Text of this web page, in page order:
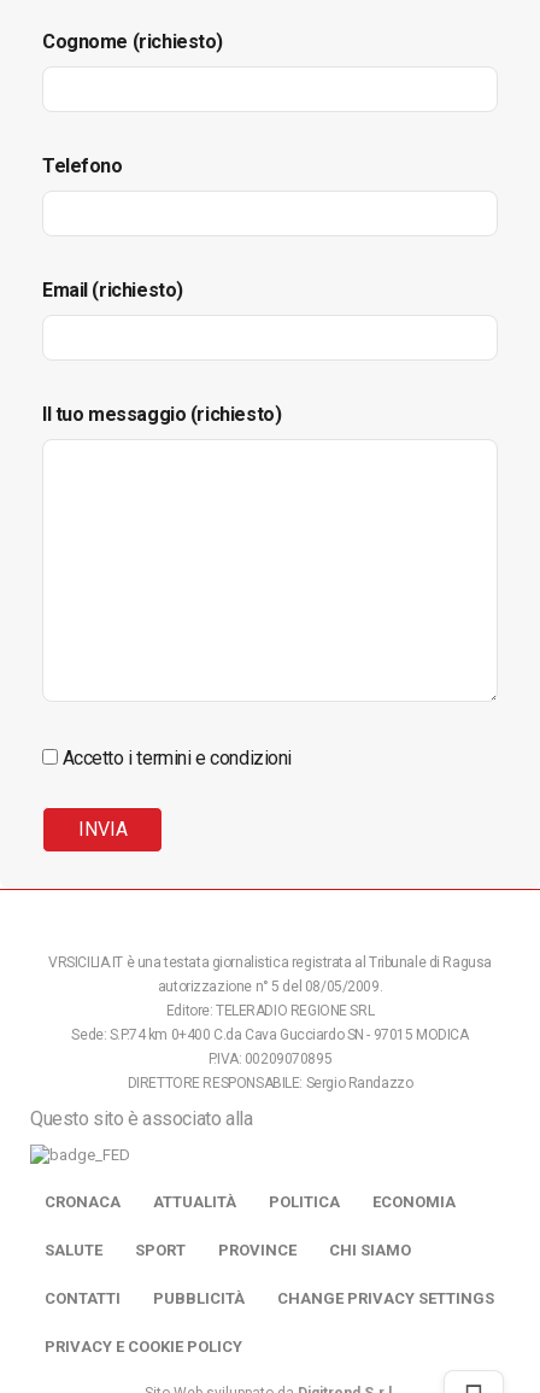
Cognome (richiesto)
Telefono
Email (richiesto)
Il tuo messaggio (richiesto)
Accetto i termini e condizioni
VRSICILIA.IT è una testata giornalistica registrata al Tribunale di Ragusa
autorizzazione n° 5 del 08/05/2009.
Editore: TELERADIO REGIONE SRL
Sede: S.P.74 km 0+400 C.da Cava Gucciardo SN - 97015 MODICA
P.IVA: 00209070895
DIRETTORE RESPONSABILE: Sergio Randazzo
Questo sito è associato alla
CRONACA ATTUALITÀ POLITICA ECONOMIA
SALUTE SPORT PROVINCE CHI SIAMO
CONTATTI PUBBLICITÀ CHANGE PRIVACY SETTINGS
PRIVACY E COOKIE POLICY